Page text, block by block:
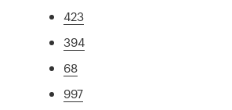
423
394
68
997